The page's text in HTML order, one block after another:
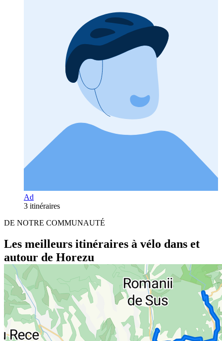
Ad
3 itinéraires
DE NOTRE COMMUNAUTÉ
Les meilleurs itinéraires à vélo dans et
autour de Horezu